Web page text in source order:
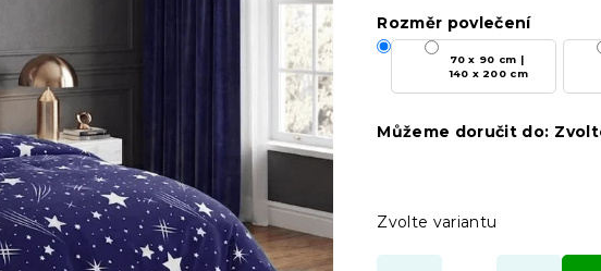
Zvolte variantu
Rozměr povlečení
70 x 90 cm |
140 x 200 cm
Můžeme doručit do: